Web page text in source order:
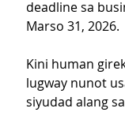
deadline sa
Marso 31, 2026.
Kini human
lugway nunot
siyudad alang